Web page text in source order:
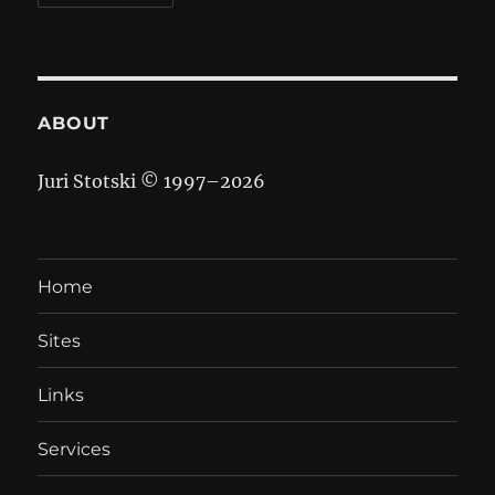
ABOUT
Juri Stotski © 1997–2026
Home
Sites
Links
Services